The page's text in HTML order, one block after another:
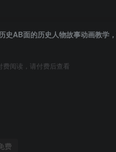
史AB面的历史人物故事动画教学
费阅读，请付费后查看
费